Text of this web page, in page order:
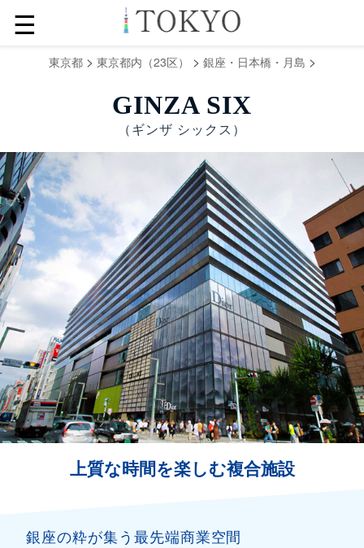
☰
東京都> 東京都内（23区） > 銀座・日本橋・月島 >
GINZA SIX
（ギンザ シックス）
上質な時間を楽しむ複合施設
銀座の粋が集う最先端商業空間